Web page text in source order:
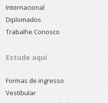
Internacional
Diplomados
Trabalhe Conosco
Estude aqui
Formas de ingresso
Vestibular